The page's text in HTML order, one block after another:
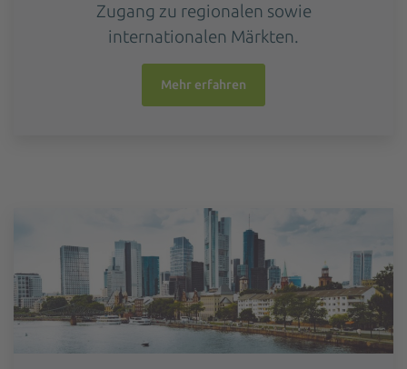
Zugang zu regionalen sowie
internationalen Märkten.
Mehr erfahren